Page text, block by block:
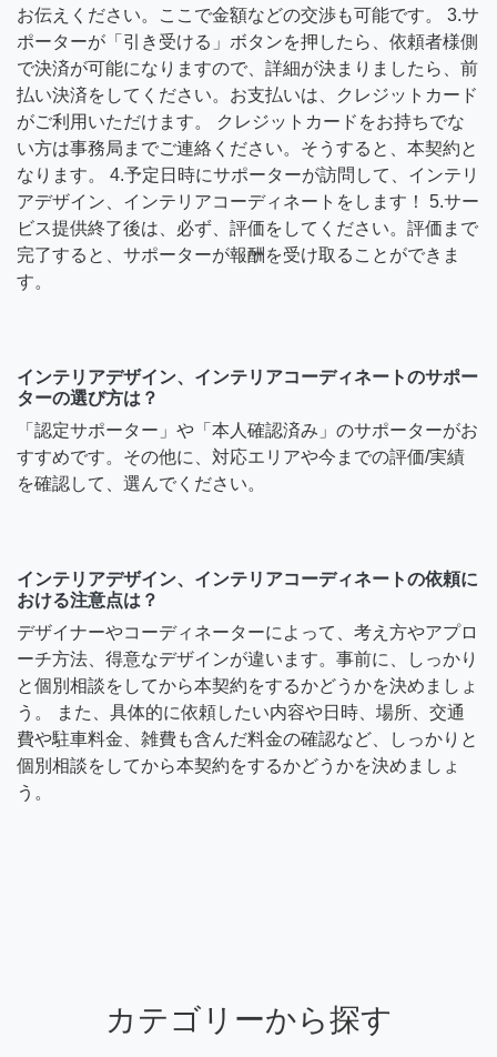
お伝えください。ここで金額などの交渉も可能です。 3.サ
ポーターが「引き受ける」ボタンを押したら、依頼者様側
で決済が可能になりますので、詳細が決まりましたら、前
払い決済をしてください。お支払いは、クレジットカード
がご利用いただけます。 クレジットカードをお持ちでな
い方は事務局までご連絡ください。そうすると、本契約と
なります。 4.予定日時にサポーターが訪問して、インテリ
アデザイン、インテリアコーディネートをします！ 5.サー
ビス提供終了後は、必ず、評価をしてください。評価まで
完了すると、サポーターが報酬を受け取ることができま
す。
インテリアデザイン、インテリアコーディネートのサポー
ターの選び方は？
「認定サポーター」や「本人確認済み」のサポーターがお
すすめです。その他に、対応エリアや今までの評価/実績
を確認して、選んでください。
インテリアデザイン、インテリアコーディネートの依頼に
おける注意点は？
デザイナーやコーディネーターによって、考え方やアプロ
ーチ方法、得意なデザインが違います。事前に、しっかり
と個別相談をしてから本契約をするかどうかを決めましょ
う。 また、具体的に依頼したい内容や日時、場所、交通
費や駐車料金、雑費も含んだ料金の確認など、しっかりと
個別相談をしてから本契約をするかどうかを決めましょ
う。
カテゴリーから探す